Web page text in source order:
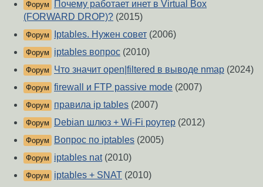
Форум
Почему работает инет в Virtual Box
(FORWARD DROP)? (2015)
Форум Iptables. Нужен совет (2006)
Форум iptables вопрос (2010)
Форум Что значит open|filtered в выводе nmap (2024)
Форум firewall и FTP passive mode (2007)
Форум правила ip tables (2007)
Форум Debian шлюз + Wi-Fi роутер (2012)
Форум Вопрос по iptables (2005)
Форум iptables nat(2010)
Форум iptables + SNAT (2010)